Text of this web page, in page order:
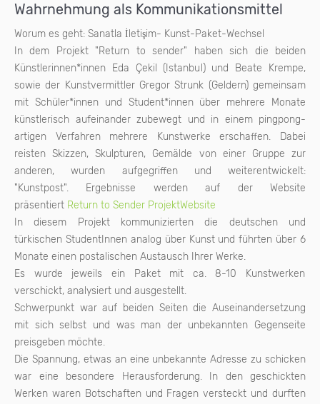
Wahrnehmung als Kommunikationsmittel
Worum es geht: Sanatla İletişim- Kunst-Paket-Wechsel
In dem Projekt "Return to sender" haben sich die beiden
Künstlerinnen*innen Eda Çekil (Istanbul) und Beate Krempe,
sowie der Kunstvermittler Gregor Strunk (Geldern) gemeinsam
mit Schüler*innen und Student*innen über mehrere Monate
künstlerisch aufeinander zubewegt und in einem pingpong-
artigen Verfahren mehrere Kunstwerke erschaffen. Dabei
reisten Skizzen, Skulpturen, Gemälde von einer Gruppe zur
anderen, wurden aufgegriffen und weiterentwickelt:
"Kunstpost". Ergebnisse werden auf der Website
präsentiert Return to Sender ProjektWebsite
In diesem Projekt kommunizierten die deutschen und
türkischen StudentInnen analog über Kunst und führten über 6
Monate einen postalischen Austausch Ihrer Werke.
Es wurde jeweils ein Paket mit ca. 8-10 Kunstwerken
verschickt, analysiert und ausgestellt.
Schwerpunkt war auf beiden Seiten die Auseinandersetzung
mit sich selbst und was man der unbekannten Gegenseite
preisgeben möchte.
Die Spannung, etwas an eine unbekannte Adresse zu schicken
war eine besondere Herausforderung. In den geschickten
Werken waren Botschaften und Fragen versteckt und durften